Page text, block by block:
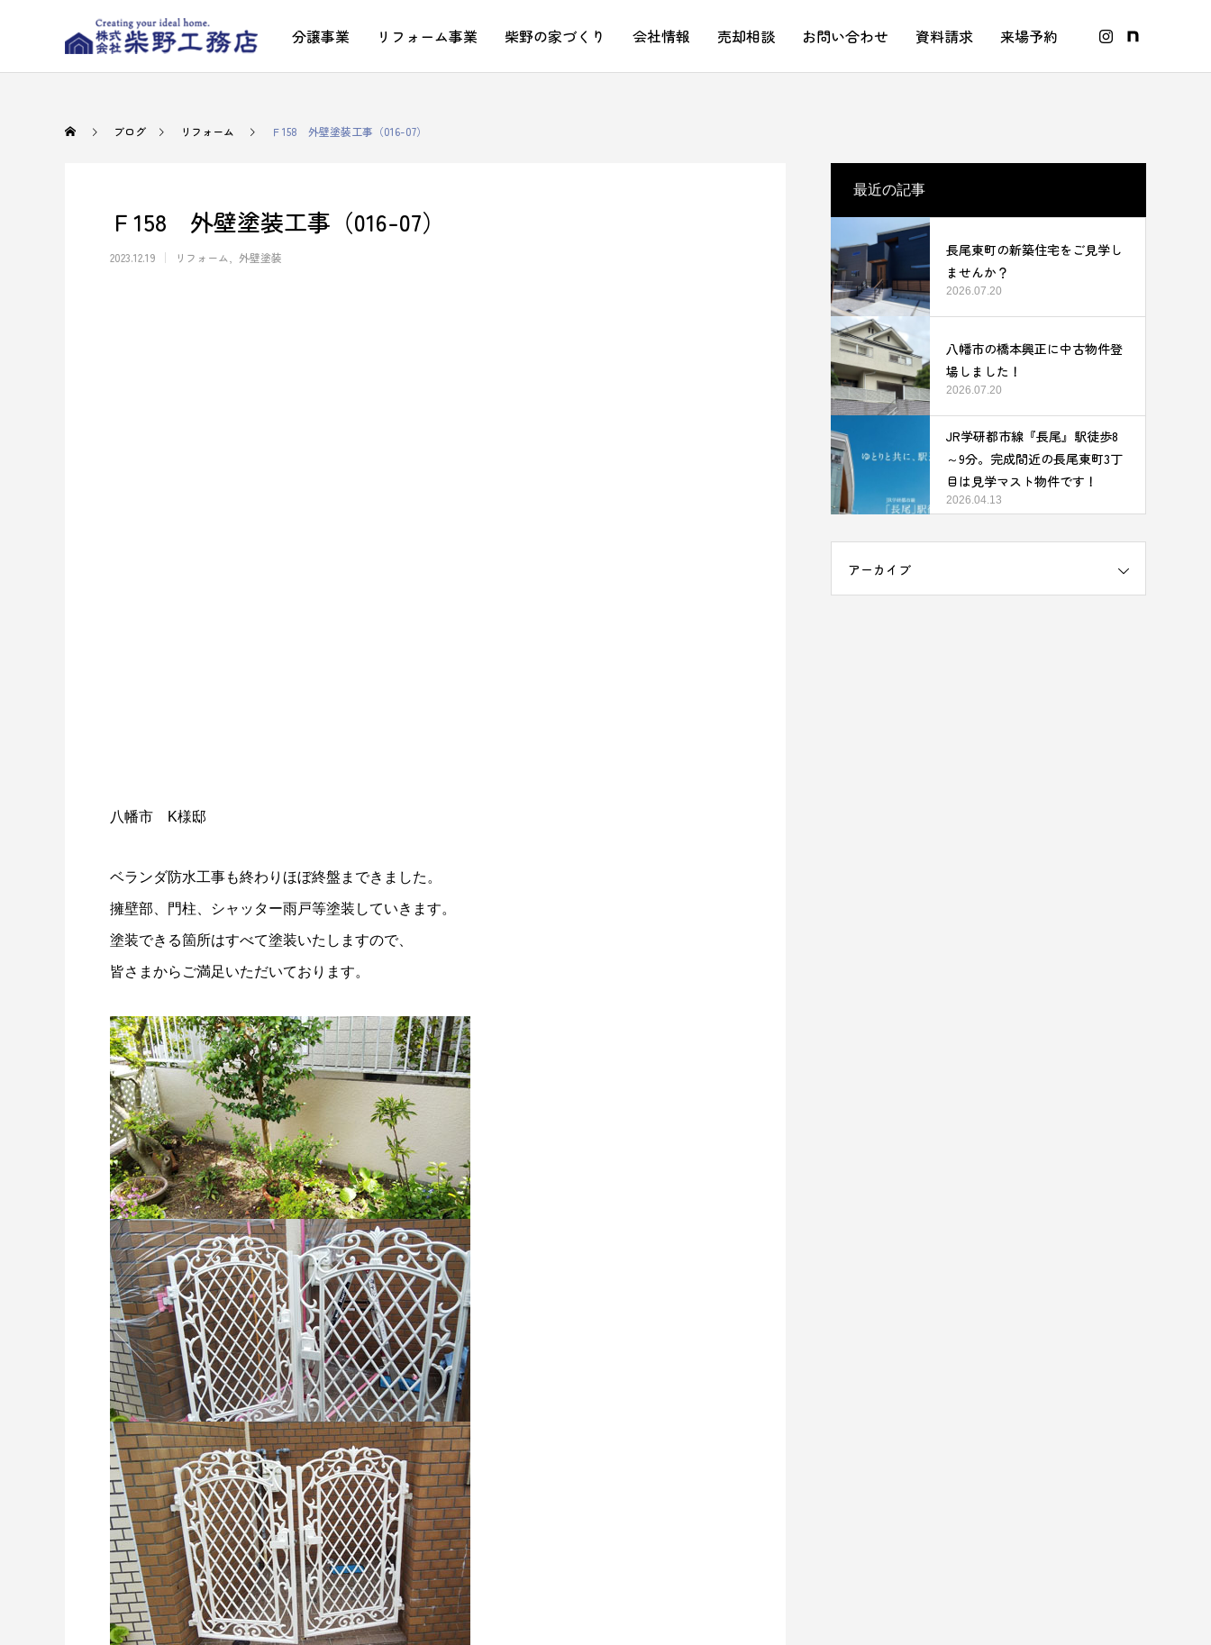
分譲事業 リフォーム事業 柴野の家づくり 会社情報 売却相談 お問い合わせ 資料請求 来場予約
ブログ リフォーム Ｆ158 外壁塗装工事（016-07）
Ｆ158 外壁塗装工事（016-07）
2023.12.19 リフォーム 外壁塗装
八幡市 K様邸
ベランダ防水工事も終わりほぼ終盤まできました。
擁壁部、門柱、シャッター雨戸等塗装していきます。
塗装できる箇所はすべて塗装いたしますので、
皆さまからご満足いただいております。
最近の記事
長尾東町の新築住宅をご見学し
ませんか？
2026.07.20
八幡市の橋本興正に中古物件登
場しました！
2026.07.20
JR学研都市線『長尾』駅徒歩8
～9分。完成間近の長尾東町3丁
目は見学マスト物件です！
2026.04.13
アーカイブ